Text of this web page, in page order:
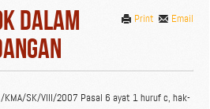
Email
Print
Dalam
KMA/SK/VIII/2007 Pasal 6 ayat 1 huruf c, hak-